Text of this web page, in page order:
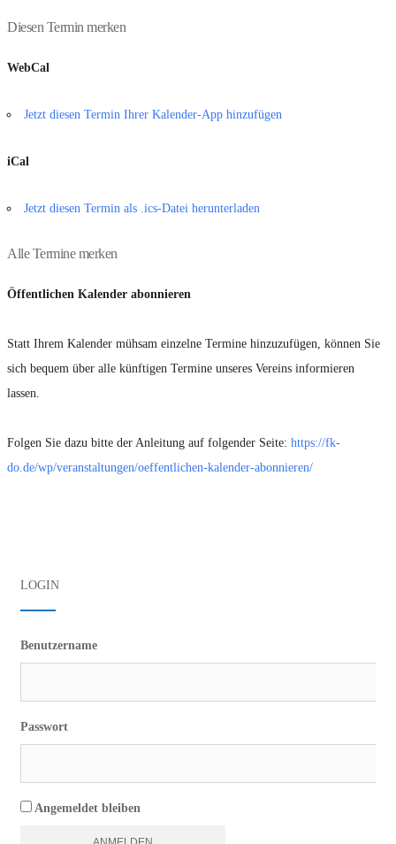
Diesen Termin merken
WebCal
Jetzt diesen Termin Ihrer Kalender-App hinzufügen
iCal
Jetzt diesen Termin als .ics-Datei herunterladen
Alle Termine merken
Öffentlichen Kalender abonnieren
Statt Ihrem Kalender mühsam einzelne Termine hinzuzufügen, können Sie
sich bequem über alle künftigen Termine unseres Vereins informieren
lassen.
Folgen Sie dazu bitte der Anleitung auf folgender Seite: https://fk-
do.de/wp/veranstaltungen/oeffentlichen-kalender-abonnieren/
LOGIN
Benutzername
Passwort
Angemeldet bleiben